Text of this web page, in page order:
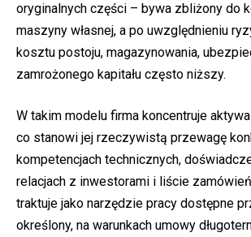
oryginalnych części – bywa zbliżony do
maszyny własnej, a po uwzględnieniu
kosztu postoju, magazynowania,
zamrożonego kapitału często niższy.
W takim modelu firma koncentruje aktywa
co stanowi jej rzeczywistą przewagę
kompetencjach technicznych,
relacjach z inwestorami i liście
traktuje jako narzędzie pracy dostępne
określony, na warunkach umowy